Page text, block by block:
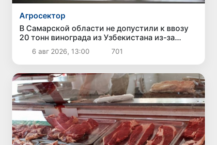
Агросектор
В Самарской области не допустили к ввозу
20 тонн винограда из Узбекистана из-за
выявления карантинного сорняка
6 авг 2026, 13:00 701